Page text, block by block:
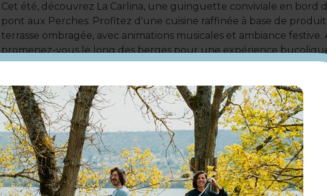
Cet été, découvrez La Carlina, une guinguette conviviale en bord
pont aux Perches. Profitez d'une cuisine raffinée à base de
terrasse ombragée, avec animations musicales et ambiance festive.
promenez-vous le long des berges pour une expérience
Carlina est l'endroit idéal pour passer des moments agréables
Nombre de couverts maximum :100
Du 01/05/2022 au 31/08/2022 :
A la carte : à partir de 15 € (Carte spéciale guinguette
3 plats, 3 salades et pizza.